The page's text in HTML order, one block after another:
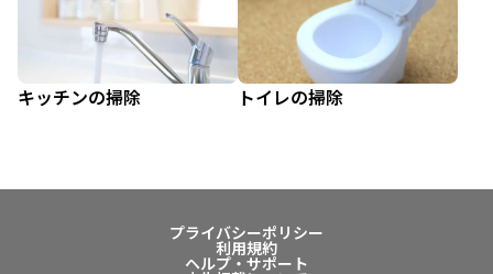
キッチンの掃除 トイレの掃除
プライバシーポリシー
利用規約
ヘルプ・サポート